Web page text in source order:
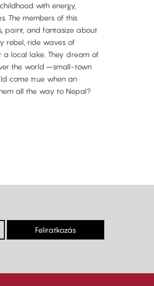
with energy,
The members of this
paint, and fantasize about
rebel, ride waves of
a local lake. They dream of
the world –small-town
come true when an
all the way to Nepal?
Feliratkozás